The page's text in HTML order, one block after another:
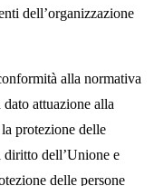
dell’organizzazione
alla normativa
attuazione alla
protezione delle
diritto dell’Unione e
delle persone